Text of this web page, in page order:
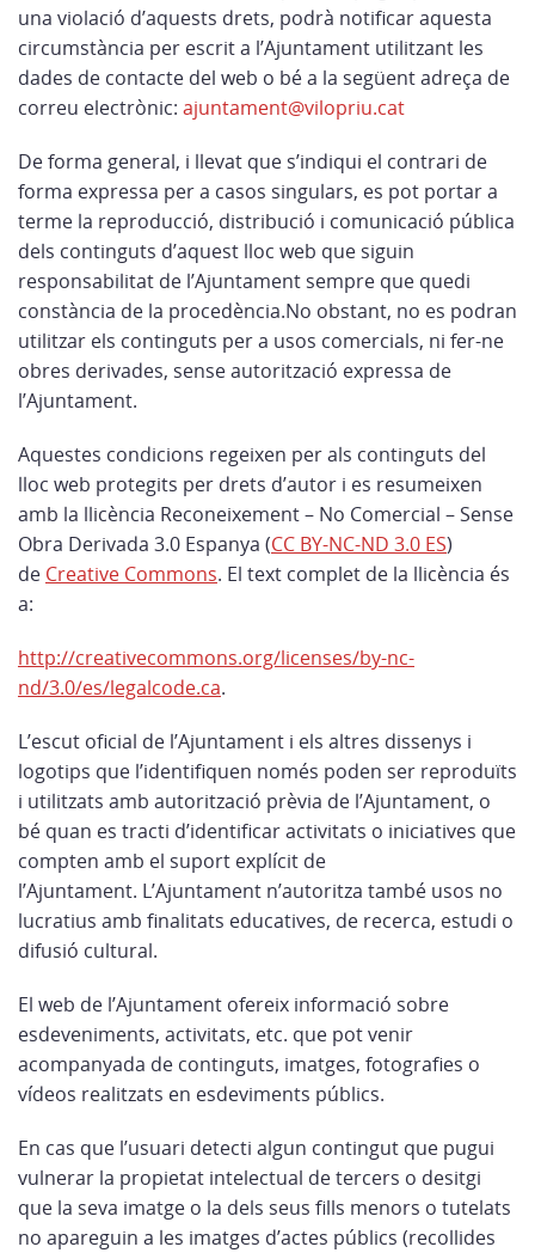
una violació d’aquests drets, podrà notificar aquesta
circumstància per escrit a l’Ajuntament utilitzant les
dades de contacte del web o bé a la següent adreça de
correu electrònic: ajuntament@vilopriu.cat
De forma general, i llevat que s’indiqui el contrari de
forma expressa per a casos singulars, es pot portar a
terme la reproducció, distribució i comunicació pública
dels continguts d’aquest lloc web que siguin
responsabilitat de l’Ajuntament sempre que quedi
constància de la procedència.No obstant, no es podran
utilitzar els continguts per a usos comercials, ni fer-ne
obres derivades, sense autorització expressa de
l’Ajuntament.
Aquestes condicions regeixen per als continguts del
lloc web protegits per drets d’autor i es resumeixen
amb la llicència Reconeixement – No Comercial – Sense
Obra Derivada 3.0 Espanya (CC BY-NC-ND 3.0 ES)
de Creative Commons. El text complet de la llicència és
a:
http://creativecommons.org/licenses/by-nc-
nd/3.0/es/legalcode.ca.
L’escut oficial de l’Ajuntament i els altres dissenys i
logotips que l’identifiquen només poden ser reproduïts
i utilitzats amb autorització prèvia de l’Ajuntament, o
bé quan es tracti d’identificar activitats o iniciatives que
compten amb el suport explícit de
l’Ajuntament. L’Ajuntament n’autoritza també usos no
lucratius amb finalitats educatives, de recerca, estudi o
difusió cultural.
El web de l’Ajuntament ofereix informació sobre
esdeveniments, activitats, etc. que pot venir
acompanyada de continguts, imatges, fotografies o
vídeos realitzats en esdeviments públics.
En cas que l’usuari detecti algun contingut que pugui
vulnerar la propietat intelectual de tercers o desitgi
que la seva imatge o la dels seus fills menors o tutelats
no apareguin a les imatges d’actes públics (recollides